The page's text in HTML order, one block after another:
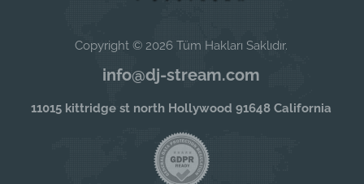
Copyright © 2026 Tüm Hakları Saklıdır.
info@dj-stream.com
11015 kittridge st north Hollywood 91648 California